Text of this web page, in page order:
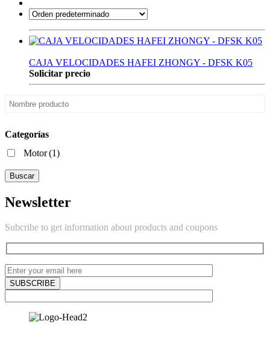
CAJA VELOCIDADES HAFEI ZHONGY - DFSK K05
Solicitar precio
Categorías
Motor(1)
Buscar
Newsletter
Subcribe to get information about products and coupons